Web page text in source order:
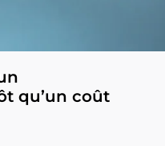
qu’un coût